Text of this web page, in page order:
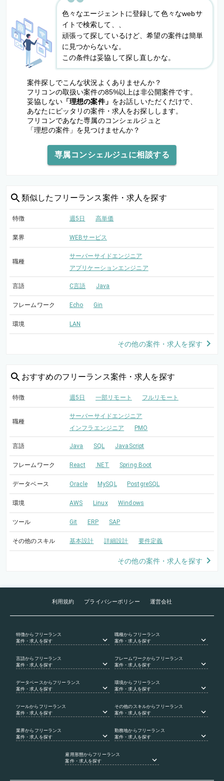
色々なエージェントに登録して色々なwebサ
イトで検索して、、
頑張って探しているけど、希望の案件は簡単
に見つからないな。
この条件は妥協して探し直しかな。
案件探しでこんな状況よくありませんか？
フリコンの取扱い案件の85%以上は非公開案件です。
妥協しない「理想の案件」 をお話しいただくだけで、
あなたにピッタリの案件・求人をお探しします。
フリコンであなた専属のコンシェルジュと
「理想の案件」を見つけませんか？
専属コンシェルジュに相談する
類似した フリーランス案件・求人を探す
特徴 週5日 高単価
業界 WEBサービス
職種
サーバーサイドエンジニア
アプリケーションエンジニア
言語 C言語 Java
フレームワーク Echo Gin
環境 LAN
その他の案件・求人を探す
おすすめのフリーランス案件・求人を探す
特徴 週5日 一部リモート フルリモート
職種
サーバーサイドエンジニア
インフラエンジニア
PMO
言語 Java SQL JavaScript
フレームワーク React .NET Spring Boot
データベース Oracle MySQL PostgreSQL
環境 AWS Linux Windows
ツール Git ERP SAP
その他のスキル 基本設計 詳細設計 要件定義
その他の案件・求人を探す
利用規約 プライバシーポリシー 運営会社
特徴からフリーランス
案件・求人を探す
職種からフリーランス
案件・求人を探す
言語からフリーランス
案件・求人を探す
フレームワークからフリーランス
案件・求人を探す
データベース からフリーランス
案件・求人を探す
環境からフリーランス
案件・求人を探す
ツールからフリーランス
案件・求人を探す
その他のスキルからフリーランス
案件・求人を探す
業界からフリーランス
案件・求人を探す
勤務地からフリーランス
案件・求人を探す
雇用形態からフリーランス
案件・求人を探す